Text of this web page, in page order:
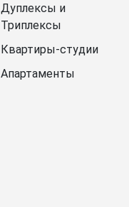
Дуплексы и
Триплексы
Квартиры-студии
Апартаменты